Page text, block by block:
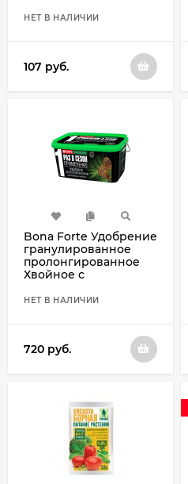
НЕТ В НАЛИЧИИ
107 руб.
Bona Forte Удобрение
гранулированное
пролонгированное
Хвойное с
кремнием, ведро 3 л
НЕТ В НАЛИЧИИ
720 руб.